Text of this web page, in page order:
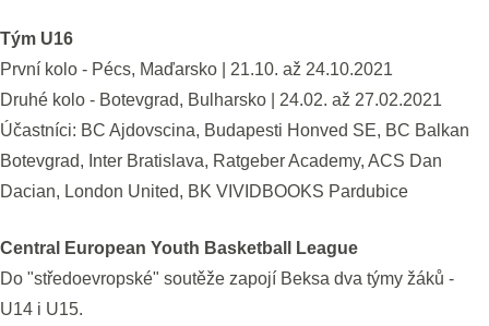
Tým U16
První kolo - Pécs, Maďarsko | 21.10. až 24.10.2021
Druhé kolo - Botevgrad, Bulharsko | 24.02. až 27.02.2021
Účastníci: BC Ajdovscina, Budapesti Honved SE, BC Balkan
Botevgrad, Inter Bratislava, Ratgeber Academy, ACS Dan
Dacian, London United, BK VIVIDBOOKS Pardubice
Central European Youth Basketball League
Do "středoevropské" soutěže zapojí Beksa dva týmy žáků -
U14 i U15.